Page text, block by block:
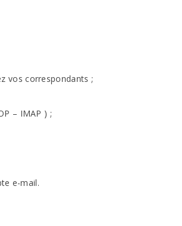
vos correspondants ;
– IMAP ) ;
e-mail.